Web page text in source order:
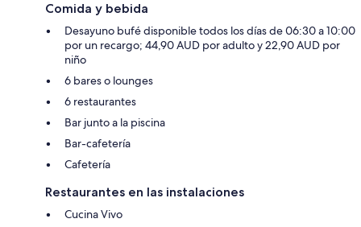
Comida y bebida
Desayuno bufé disponible todos los días de 06:30 a 10:00
por un recargo; 44,90 AUD por adulto y 22,90 AUD por
niño
6 bares o lounges
6 restaurantes
Bar junto a la piscina
Bar-cafetería
Cafetería
Restaurantes en las instalaciones
Cucina Vivo